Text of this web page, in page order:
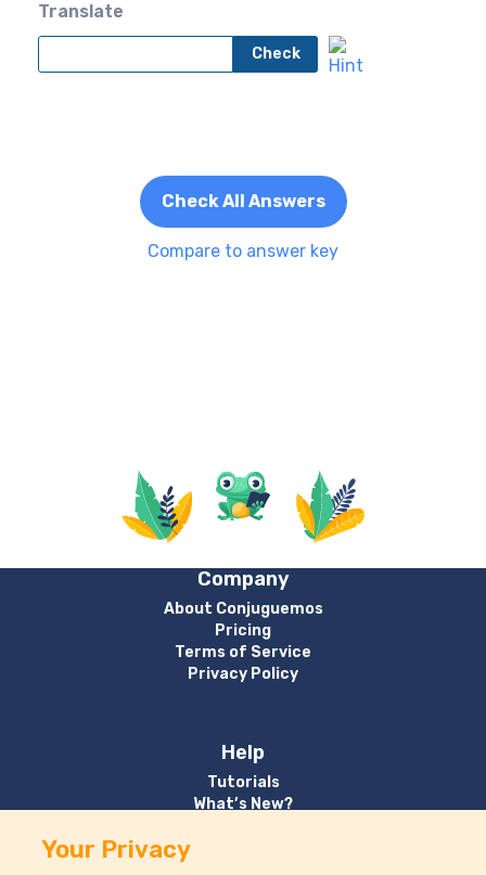
Translate
Check
Check All Answers
Compare to answer key
Company
About Conjuguemos
Pricing
Terms of Service
Privacy Policy
Help
Tutorials
What’s New?
Your Privacy